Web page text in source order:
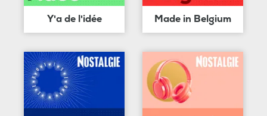
Y'a de l'idée Made in Belgium